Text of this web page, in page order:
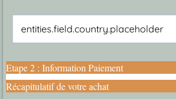
Etape 2 : Information Paiement
Récapitulatif de votre achat